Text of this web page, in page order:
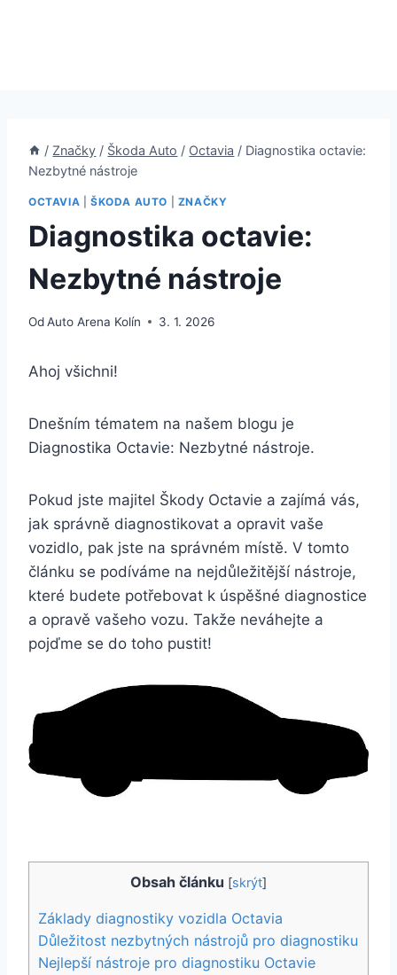
/ Značky / Škoda Auto / Octavia / Diagnostika octavie:
Nezbytné nástroje
OCTAVIA ŠKODA AUTO ZNAČKY
Diagnostika octavie:
Nezbytné nástroje
OdAuto Arena Kolín 3. 1. 2026
Ahoj všichni!
Dnešním tématem na našem blogu je
Diagnostika Octavie: Nezbytné nástroje.
Pokud jste majitel Škody Octavie a zajímá vás,
jak správně diagnostikovat a opravit vaše
vozidlo, pak jste na správném místě. V tomto
článku se podíváme na nejdůležitější nástroje,
které budete potřebovat k úspěšné diagnostice
a opravě vašeho vozu. Takže neváhejte a
pojďme se do toho pustit!
Obsah článku [skrýt]
Základy diagnostiky vozidla Octavia
Důležitost nezbytných nástrojů pro diagnostiku
Nejlepší nástroje pro diagnostiku Octavie